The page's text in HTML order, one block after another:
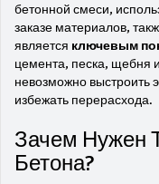
бетонной смеси,
заказе материалов,
является ключевым
цемента, песка, щебня
невозможно выстроить
избежать перерасхода.
Зачем Нужен
Бетона?